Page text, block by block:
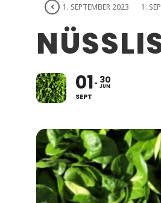
1. SEPTEMBER 2023 1.
01
SEPT
30
JUN